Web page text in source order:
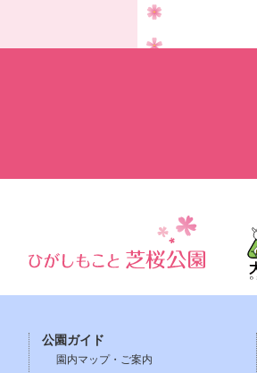
公園ガイド
園内マップ・ご案内